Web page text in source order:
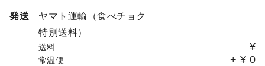
発送
ヤマト運輸（食べチョク
特別送料）
送料 ¥
常温便 + ¥ 0